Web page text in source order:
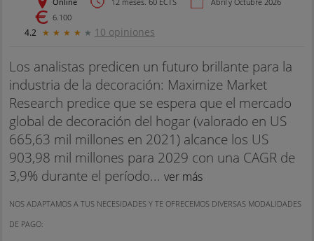
6.100
4.2 ★ ★ ★ ★ ★ 10 opiniones
Los analistas predicen un futuro brillante para la
industria de la decoración: Maximize Market
Research predice que se espera que el mercado
global de decoración del hogar (valorado en US
665,63 mil millones en 2021) alcance los US
903,98 mil millones para 2029 con una CAGR de
3,9% durante el período... ver más
NOS ADAPTAMOS A TUS NECESIDADES Y TE OFRECEMOS DIVERSAS MODALIDADES
DE PAGO: